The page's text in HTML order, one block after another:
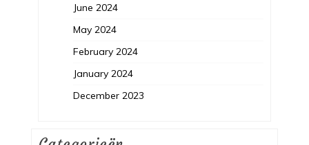
June 2024
May 2024
February 2024
January 2024
December 2023